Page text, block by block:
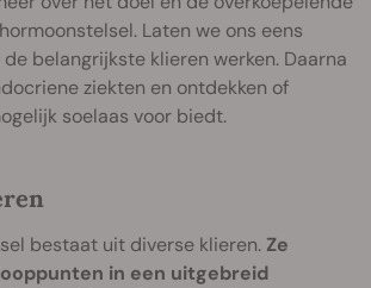
Laten we ons eens
belangrijkste klieren werken. Daarna
ziekten en ontdekken of
soelaas voor biedt.
bestaat uit diverse klieren. Ze
in een uitgebreid